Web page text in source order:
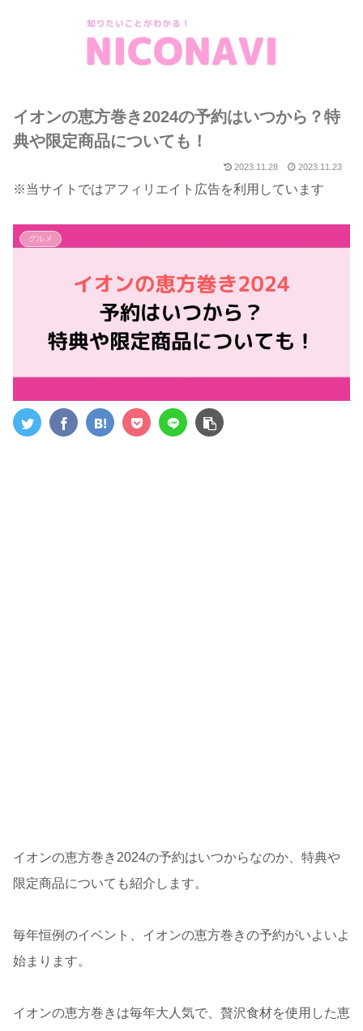
イオンの恵方巻き2024の予約はいつから？特
典や限定商品についても！
2023.11.28 2023.11.23
※当サイトではアフィリエイト広告を利用しています
グルメ
イオンの恵方巻き2024の予約はいつからなのか、特典や
限定商品についても紹介します。
毎年恒例のイベント、イオンの恵方巻きの予約がいよいよ
始まります。
イオンの恵方巻きは毎年大人気で、贅沢食材を使用した恵